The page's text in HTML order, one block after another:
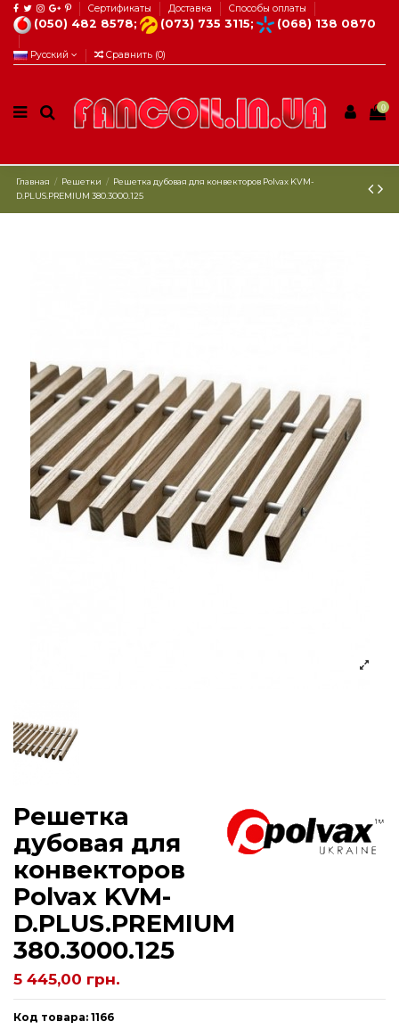
Сертификаты Доставка Способы оплаты
(050) 482 8578; (073) 735 3115; (068) 138 0870
Русский Сравнить (0)
0
Главная Решетки
Решетка дубовая для конвекторов Рolvax KVM-
D.PLUS.PREMIUM 380.3000.125
Решетка
дубовая для
конвекторов
Рolvax KVM-
D.PLUS.PREMIUM
380.3000.125
5 445,00 грн.
Код товара: 1166